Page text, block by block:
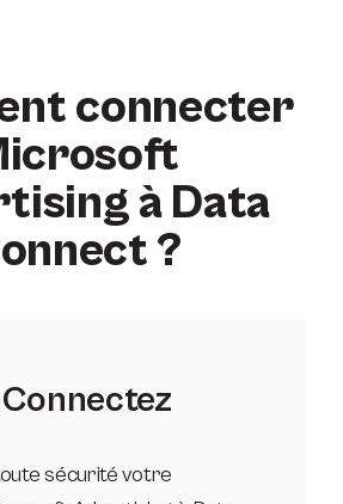
connecter
à Data
?
Connectez
sécurité votre